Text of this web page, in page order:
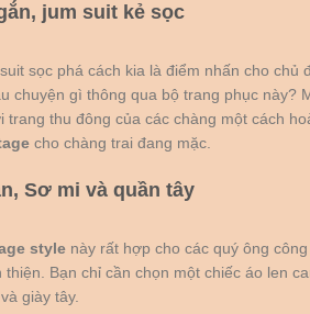
jum suit kẻ sọc
sọc phá cách kia là điểm nhấn cho chủ
chuyện gì thông qua bộ trang phục này?
trang thu đông của các chàng một cách
cho chàng trai đang mặc.
Sơ mi và quần tây
stylenày rất hợp cho các quý ông
thiện. Bạn chỉ cần chọn một chiếc áo len
giày tây.